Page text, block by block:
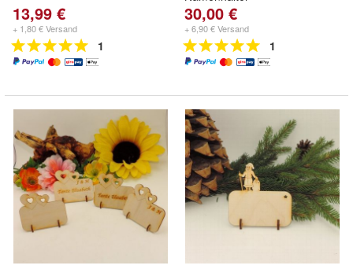
13,99 €
+ 1,80 € Versand
1
30,00 €
+ 6,90 € Versand
1